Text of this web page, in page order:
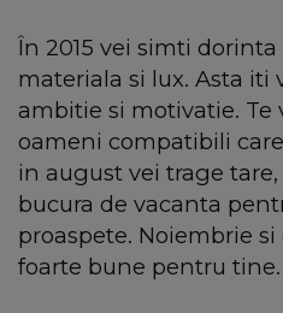
În 2015 vei simti
materiala si lux. Asta iti
ambitie si motivatie. Te
oameni compatibili
in august vei trage
bucura de vacanta
proaspete. Noiembrie
foarte bune pentru tine.